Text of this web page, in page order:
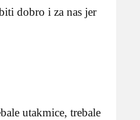
dobro i za nas jer
utakmice, trebale